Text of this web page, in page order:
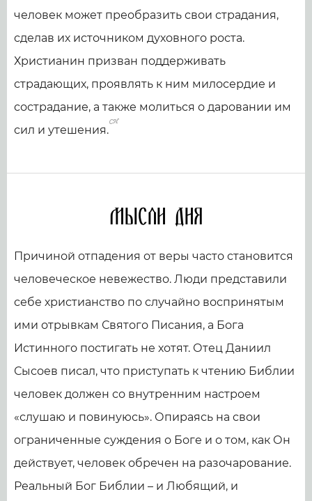
человек может преобразить свои страдания,
сделав их источником духовного роста.
Христианин призван поддерживать
страдающих, проявлять к ним милосердие и
сострадание, а также молиться о даровании им
сил и утешения.
Мысли дня
Причиной отпадения от веры часто становится
человеческое невежество. Люди представили
себе христианство по случайно воспринятым
ими отрывкам Святого Писания, а Бога
Истинного постигать не хотят. Отец Даниил
Сысоев писал, что приступать к чтению Библии
человек должен со внутренним настроем
«слушаю и повинуюсь». Опираясь на свои
ограниченные суждения о Боге и о том, как Он
действует, человек обречен на разочарование.
Реальный Бог Библии – и Любящий, и